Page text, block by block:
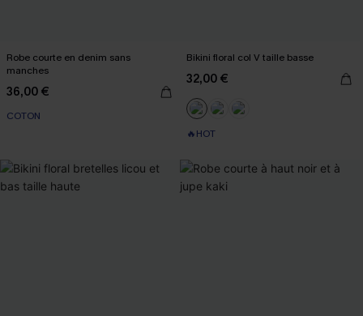
Robe courte en denim sans
manches
36,00 €
COTON
Bikini floral col V taille basse
32,00 €
🔥HOT